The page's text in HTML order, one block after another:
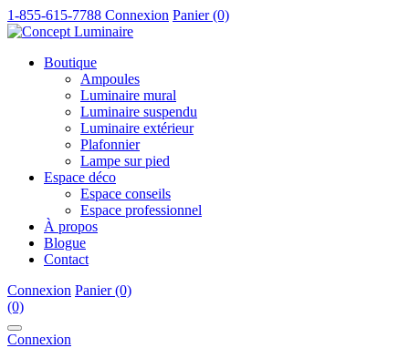
1-855-615-7788 Connexion Panier (0)
Boutique
Ampoules
Luminaire mural
Luminaire suspendu
Luminaire extérieur
Plafonnier
Lampe sur pied
Espace déco
Espace conseils
Espace professionnel
À propos
Blogue
Contact
Connexion Panier (0)
(0)
Connexion